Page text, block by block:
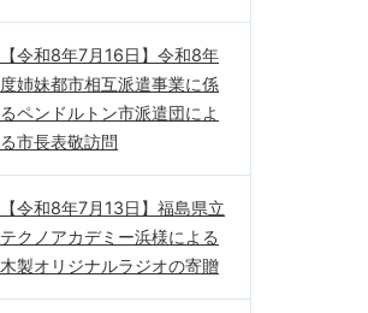
【令和8年7月16日】令和8年
度姉妹都市相互派遣事業に係
るペンドルトン市派遣団によ
る市長表敬訪問
【令和8年7月13日】福島県立
テクノアカデミー浜様による
木製オリジナルラジオの寄贈